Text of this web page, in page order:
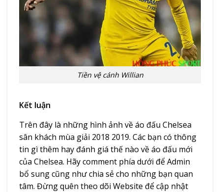
Tiền vệ cánh Willian
Kết luận
Trên đây là những hình ảnh về áo đấu Chelsea
sân khách mùa giải 2018 2019. Các bạn có thông
tin gì thêm hay đánh giá thế nào về áo đấu mới
của Chelsea. Hãy comment phía dưới để Admin
bổ sung cũng như chia sẻ cho những bạn quan
tâm. Đừng quên theo dõi Website để cập nhật